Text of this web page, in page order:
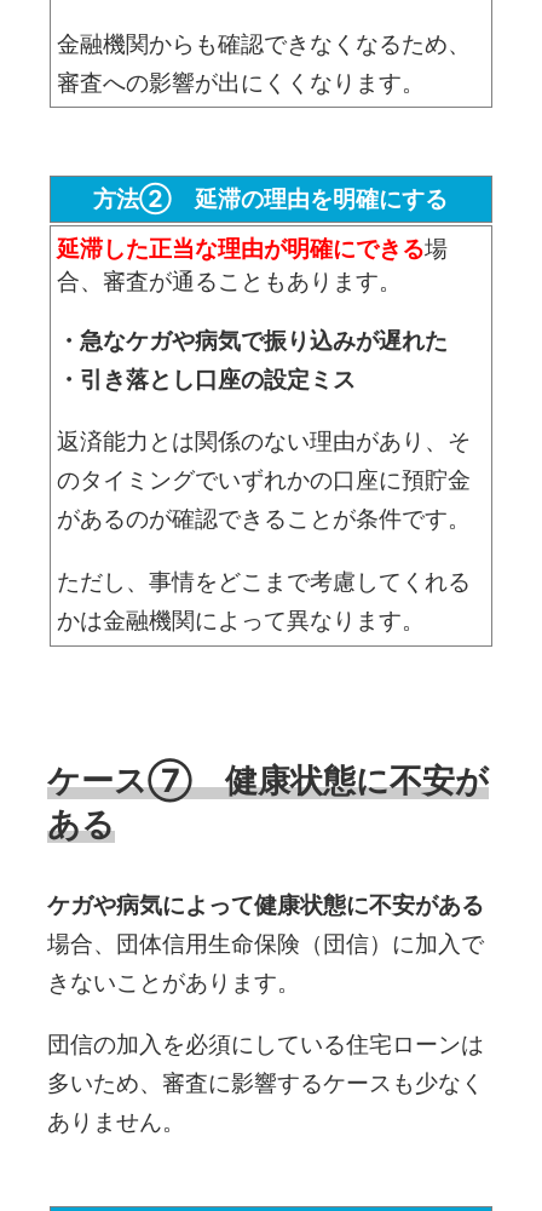
金融機関からも確認できなくなるため、
審査への影響が出にくくなります。
方法② 延滞の理由を明確にする
延滞した正当な理由が明確にできる場
合、審査が通ることもあります。
・急なケガや病気で振り込みが遅れた
・引き落とし口座の設定ミス
返済能力とは関係のない理由があり、そ
のタイミングでいずれかの口座に預貯金
があるのが確認できることが条件です。
ただし、事情をどこまで考慮してくれる
かは金融機関によって異なります。
ケース⑦ 健康状態に不安が
ある
ケガや病気によって健康状態に不安がある
場合、団体信用生命保険（団信）に加入で
きないことがあります。
団信の加入を必須にしている住宅ローンは
多いため、審査に影響するケースも少なく
ありません。